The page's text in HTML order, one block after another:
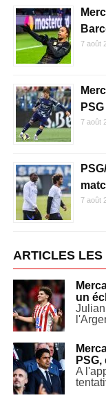
7 août
7 août
7 août
ARTICLES
un
A